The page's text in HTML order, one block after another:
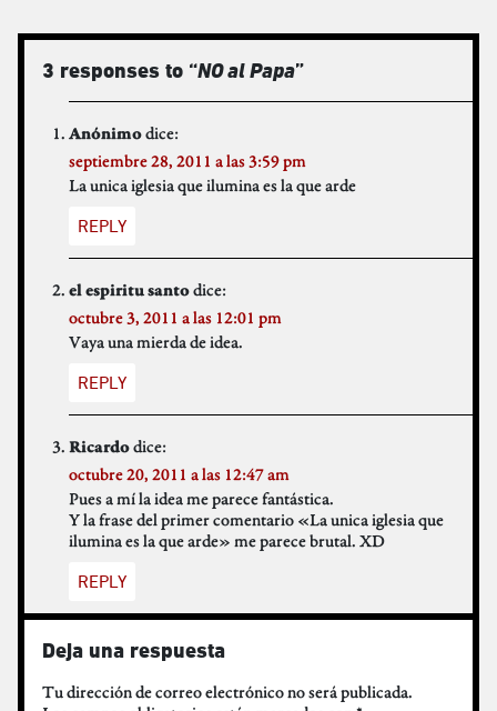
3 responses to “NO al Papa”
Anónimodice:
septiembre 28, 2011 a las 3:59 pm
La unica iglesia que ilumina es la que arde
REPLY
el espiritu santodice:
octubre 3, 2011 a las 12:01 pm
Vaya una mierda de idea.
REPLY
Ricardodice:
octubre 20, 2011 a las 12:47 am
Pues a mí la idea me parece fantástica.
Y la frase del primer comentario «La unica iglesia que
ilumina es la que arde» me parece brutal. XD
REPLY
Deja una respuesta
Tu dirección de correo electrónico no será publicada.